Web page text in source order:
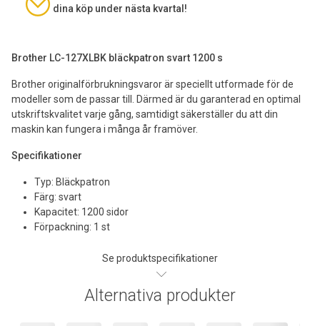
Brother LC-127XLBK bläckpatron svart 1200 s
Brother originalförbrukningsvaror är speciellt utformade för de
modeller som de passar till. Därmed är du garanterad en optimal
utskriftskvalitet varje gång, samtidigt säkerställer du att din
maskin kan fungera i många år framöver.
Specifikationer
Typ: Bläckpatron
Färg: svart
Kapacitet: 1200 sidor
Förpackning: 1 st
Se produktspecifikationer
dina köp under nästa kvartal!
Alternativa produkter